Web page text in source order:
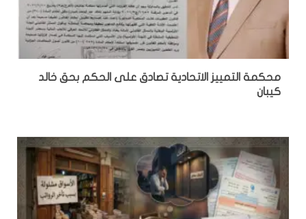
محكمة التمييز الاتحادية تصادق على الحكم بحق خالد
كيبان